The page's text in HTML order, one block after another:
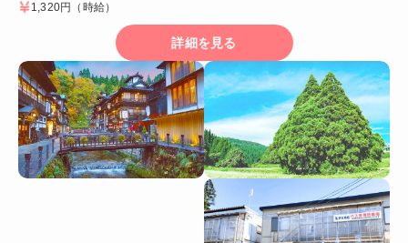
1,320円
（時給）
詳細を見る